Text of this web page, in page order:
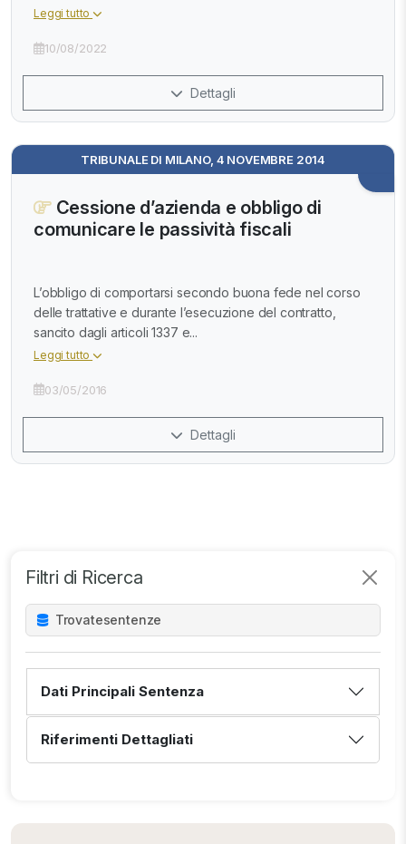
Filtri di Ricerca
Trovatesentenze
Dati Principali Sentenza
Riferimenti Dettagliati
Leggi tutto
10/08/2022
Dettagli
TRIBUNALE DI MILANO, 4 NOVEMBRE 2014
Cessione d’azienda e obbligo di
comunicare le passività fiscali
L’obbligo di comportarsi secondo buona fede nel corso
delle trattative e durante l’esecuzione del contratto,
sancito dagli articoli 1337 e...
Leggi tutto
03/05/2016
Dettagli